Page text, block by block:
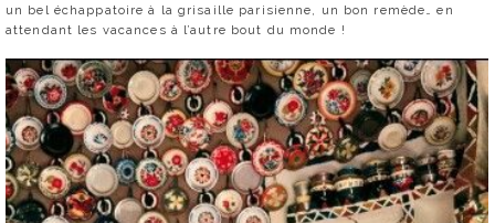
un bel échappatoire à la grisaille parisienne, un bon remède… en
attendant les vacances à l’autre bout du monde !